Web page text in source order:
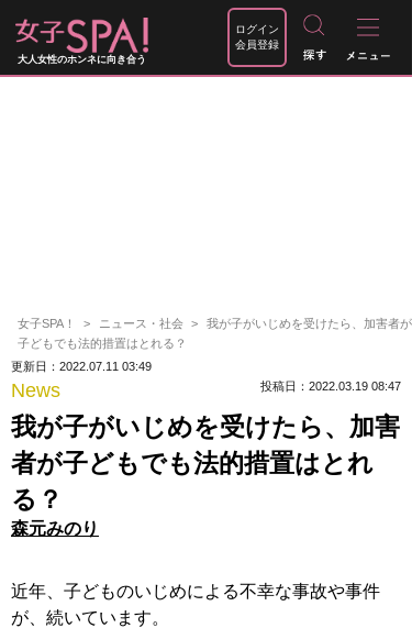
大人女性のホンネに向き合う
ログイン
会員登録
女子SPA！ ニュース・社会
我が子がいじめを受けたら、加害者が
子どもでも法的措置はとれる？
更新日：2022.07.11 03:49
News 投稿日：2022.03.19 08:47
我が子がいじめを受けたら、加害
者が子どもでも法的措置はとれ
る？
森元みのり
近年、子どものいじめによる不幸な事故や事件
が、続いています。